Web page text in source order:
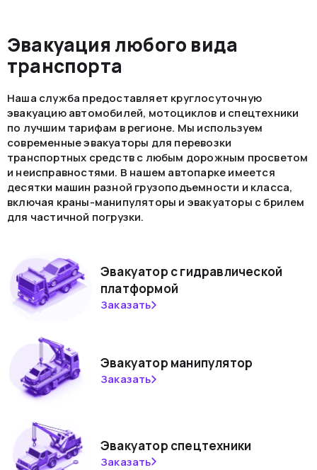
Эвакуация любого вида
транспорта
Наша служба предоставляет круглосуточную
эвакуацию автомобилей, мотоциклов и спецтехники
по лучшим тарифам в регионе. Мы используем
современные эвакуаторы для перевозки
транспортных средств с любым дорожным просветом
и неисправностями. В нашем автопарке имеется
десятки машин разной грузоподъемности и класса,
включая краны-манипуляторы и эвакуаторы с брилем
для частичной погрузки.
Эвакуатор с гидравлической
платформой
Заказать
Эвакуатор манипулятор
Заказать
Эвакуатор спецтехники
Заказать